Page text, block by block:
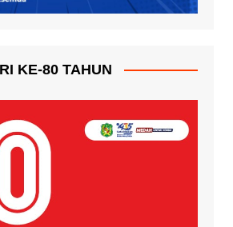
KE-80 TAHUN